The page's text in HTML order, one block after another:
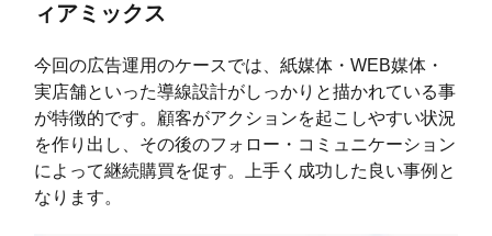
ィアミックス
今回の広告運用のケースでは、紙媒体・WEB媒体・
実店舗といった導線設計がしっかりと描かれている事
が特徴的です。顧客がアクションを起こしやすい状況
を作り出し、その後のフォロー・コミュニケーション
によって継続購買を促す。上手く成功した良い事例と
なります。